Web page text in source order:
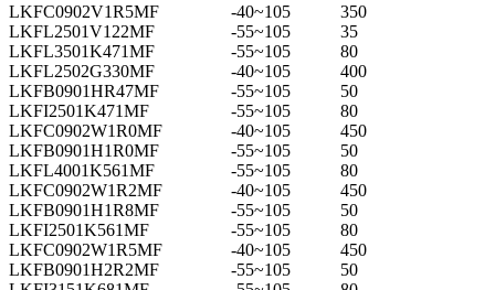
LKFC0902V1R5MF
-40~105
350
LKFL2501V122MF
-55~105
35
LKFL3501K471MF
-55~105
80
LKFL2502G330MF
-40~105
400
LKFB0901HR47MF
-55~105
50
LKFI2501K471MF
-55~105
80
LKFC0902W1R0MF
-40~105
450
LKFB0901H1R0MF
-55~105
50
LKFL4001K561MF
-55~105
80
LKFC0902W1R2MF
-40~105
450
LKFB0901H1R8MF
-55~105
50
LKFI2501K561MF
-55~105
80
LKFC0902W1R5MF
-40~105
450
LKFB0901H2R2MF
-55~105
50